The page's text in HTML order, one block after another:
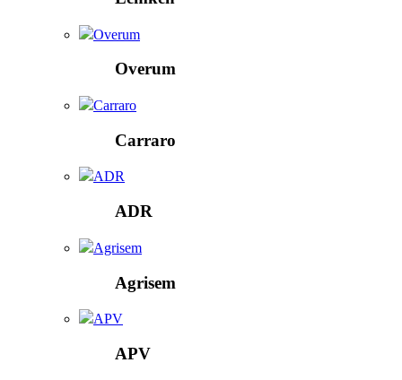
Overum
Overum
Carraro
Carraro
ADR
ADR
Agrisem
Agrisem
APV
APV